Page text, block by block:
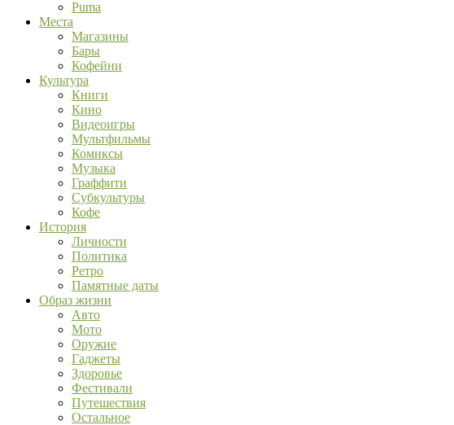
Puma
Места
Магазины
Бары
Кофейни
Культура
Книги
Кино
Видеоигры
Мультфильмы
Комиксы
Музыка
Граффити
Субкультуры
Кофе
История
Личности
Политика
Ретро
Памятные даты
Образ жизни
Авто
Мото
Оружие
Гаджеты
Здоровье
Фестивали
Путешествия
Остальное